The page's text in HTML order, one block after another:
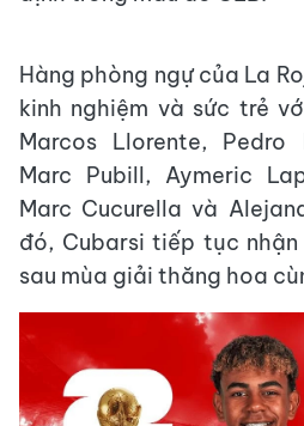
Hàng phòng ngự của La
kinh nghiệm và sức trẻ
Marcos Llorente, Pedro
Marc Pubill, Aymeric
Marc Cucurella và
đó, Cubarsi tiếp tục
sau mùa giải thăng hoa